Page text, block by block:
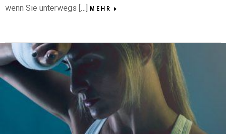
wenn Sie unterwegs […] MEHR